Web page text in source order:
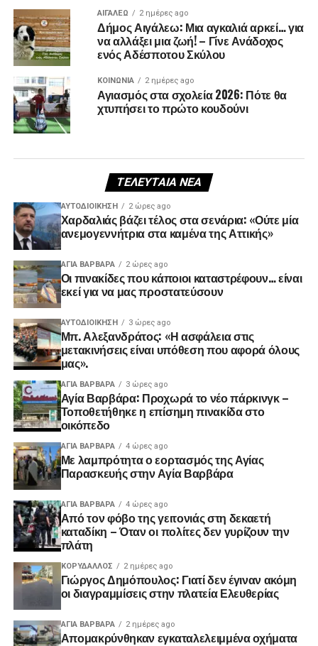
ΑΙΓΑΛΕΩ 2 ημέρες ago
Δήμος Αιγάλεω: Μια αγκαλιά αρκεί… για
να αλλάξει μια ζωή! – Γίνε Ανάδοχος
ενός Αδέσποτου Σκύλου
ΚΟΙΝΩΝΊΑ 2 ημέρες ago
Αγιασμός στα σχολεία 2026: Πότε θα
χτυπήσει το πρώτο κουδούνι
ΤΕΛΕΥΤΑΊΑ ΝΈΑ
ΑΥΤΟΔΙΟΊΚΗΣΗ 2 ώρες ago
Χαρδαλιάς βάζει τέλος στα σενάρια: «Ούτε μία
ανεμογεννήτρια στα καμένα της Αττικής»
ΑΓΙΑ ΒΑΡΒΑΡΑ 2 ώρες ago
Οι πινακίδες που κάποιοι καταστρέφουν… είναι
εκεί για να μας προστατεύσουν
ΑΥΤΟΔΙΟΊΚΗΣΗ 3 ώρες ago
Μπ. Αλεξανδράτος: «Η ασφάλεια στις
μετακινήσεις είναι υπόθεση που αφορά όλους
μας».
ΑΓΙΑ ΒΑΡΒΑΡΑ 3 ώρες ago
Αγία Βαρβάρα: Προχωρά το νέο πάρκινγκ –
Τοποθετήθηκε η επίσημη πινακίδα στο
οικόπεδο
ΑΓΙΑ ΒΑΡΒΑΡΑ 4 ώρες ago
Με λαμπρότητα ο εορτασμός της Αγίας
Παρασκευής στην Αγία Βαρβάρα
ΑΓΙΑ ΒΑΡΒΑΡΑ 4 ώρες ago
Από τον φόβο της γειτονιάς στη δεκαετή
καταδίκη – Όταν οι πολίτες δεν γυρίζουν την
πλάτη
ΚΟΡΥΔΑΛΛΟΣ 2 ημέρες ago
Γιώργος Δημόπουλος: Γιατί δεν έγιναν ακόμη
οι διαγραμμίσεις στην πλατεία Ελευθερίας
ΑΓΙΑ ΒΑΡΒΑΡΑ 2 ημέρες ago
Απομακρύνθηκαν εγκαταλελειμμένα οχήματα